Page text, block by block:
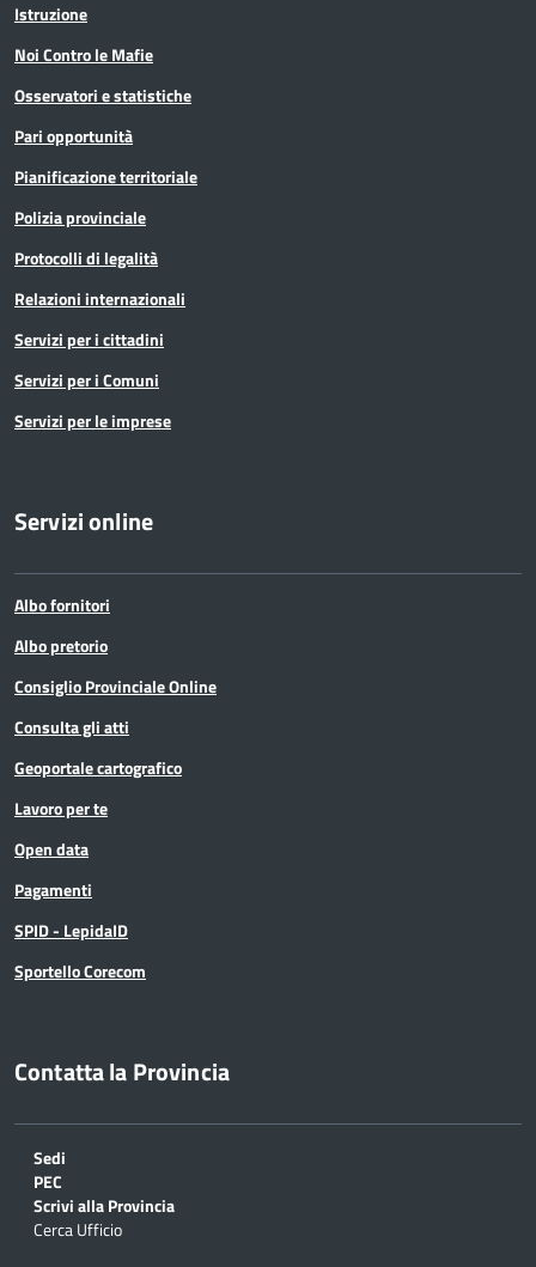
Istruzione
Noi Contro le Mafie
Osservatori e statistiche
Pari opportunità
Pianificazione territoriale
Polizia provinciale
Protocolli di legalità
Relazioni internazionali
Servizi per i cittadini
Servizi per i Comuni
Servizi per le imprese
Servizi online
Albo fornitori
Albo pretorio
Consiglio Provinciale Online
Consulta gli atti
Geoportale cartografico
Lavoro per te
Open data
Pagamenti
SPID - LepidaID
Sportello Corecom
Contatta la Provincia
Sedi
PEC
Scrivi alla Provincia
Cerca Ufficio